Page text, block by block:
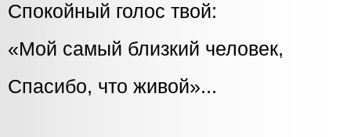
Спокойный голос твой:
«Мой самый близкий человек,
Спасибо, что живой»...